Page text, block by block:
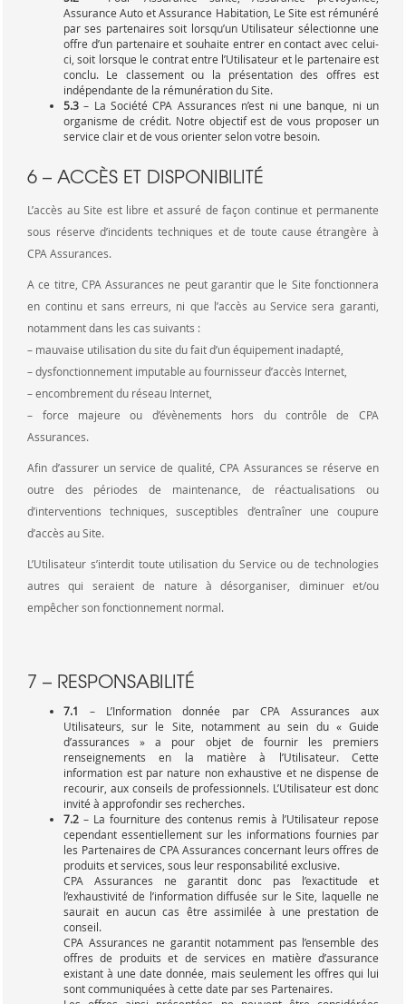
Assurance Auto et Assurance Habitation, Le Site est rémunéré
par ses partenaires soit lorsqu’un Utilisateur sélectionne une
offre d’un partenaire et souhaite entrer en contact avec celui-
ci, soit lorsque le contrat entre l’Utilisateur et le partenaire est
conclu. Le classement ou la présentation des offres est
indépendante de la rémunération du Site.
5.3 – La Société CPA Assurances n’est ni une banque, ni un
organisme de crédit. Notre objectif est de vous proposer un
service clair et de vous orienter selon votre besoin.
6 – ACCÈS ET DISPONIBILITÉ
L’accès au Site est libre et assuré de façon continue et permanente
sous réserve d’incidents techniques et de toute cause étrangère à
CPA Assurances.
A ce titre, CPA Assurances ne peut garantir que le Site fonctionnera
en continu et sans erreurs, ni que l’accès au Service sera garanti,
notamment dans les cas suivants :
– mauvaise utilisation du site du fait d’un équipement inadapté,
– dysfonctionnement imputable au fournisseur d’accès Internet,
– encombrement du réseau Internet,
– force majeure ou d’évènements hors du contrôle de CPA
Assurances.
Afin d’assurer un service de qualité, CPA Assurances se réserve en
outre des périodes de maintenance, de réactualisations ou
d’interventions techniques, susceptibles d’entraîner une coupure
d’accès au Site.
L’Utilisateur s’interdit toute utilisation du Service ou de technologies
autres qui seraient de nature à désorganiser, diminuer et/ou
empêcher son fonctionnement normal.
7 – RESPONSABILITÉ
7.1
– L’Information donnée par CPA Assurances aux
Utilisateurs, sur le Site, notamment au sein du « Guide
d’assurances » a pour objet de fournir les premiers
renseignements en la matière à l’Utilisateur. Cette
information est par nature non exhaustive et ne dispense de
recourir, aux conseils de professionnels. L’Utilisateur est donc
invité à approfondir ses recherches.
7.2 – La fourniture des contenus remis à l’Utilisateur repose
cependant essentiellement sur les informations fournies par
les Partenaires de CPA Assurances concernant leurs offres de
produits et services, sous leur responsabilité exclusive.
CPA Assurances ne garantit donc pas l’exactitude et
l’exhaustivité de l’information diffusée sur le Site, laquelle ne
saurait en aucun cas être assimilée à une prestation de
conseil.
CPA Assurances ne garantit notamment pas l’ensemble des
offres de produits et de services en matière d’assurance
existant à une date donnée, mais seulement les offres qui lui
sont communiquées à cette date par ses Partenaires.